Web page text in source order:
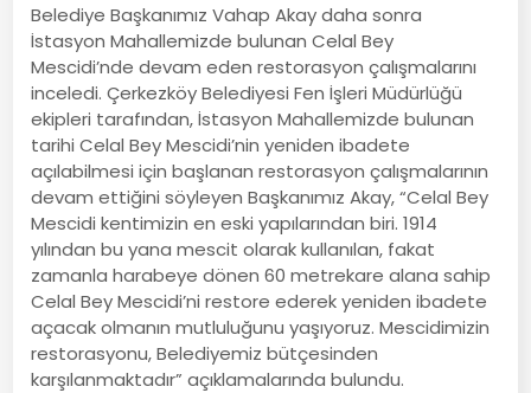
Belediye Başkanımız Vahap Akay daha sonra
İstasyon Mahallemizde bulunan Celal Bey
Mescidi’nde devam eden restorasyon çalışmalarını
inceledi. Çerkezköy Belediyesi Fen İşleri Müdürlüğü
ekipleri tarafından, İstasyon Mahallemizde bulunan
tarihi Celal Bey Mescidi’nin yeniden ibadete
açılabilmesi için başlanan restorasyon çalışmalarının
devam ettiğini söyleyen Başkanımız Akay, “Celal Bey
Mescidi kentimizin en eski yapılarından biri. 1914
yılından bu yana mescit olarak kullanılan, fakat
zamanla harabeye dönen 60 metrekare alana sahip
Celal Bey Mescidi’ni restore ederek yeniden ibadete
açacak olmanın mutluluğunu yaşıyoruz. Mescidimizin
restorasyonu, Belediyemiz bütçesinden
karşılanmaktadır” açıklamalarında bulundu.